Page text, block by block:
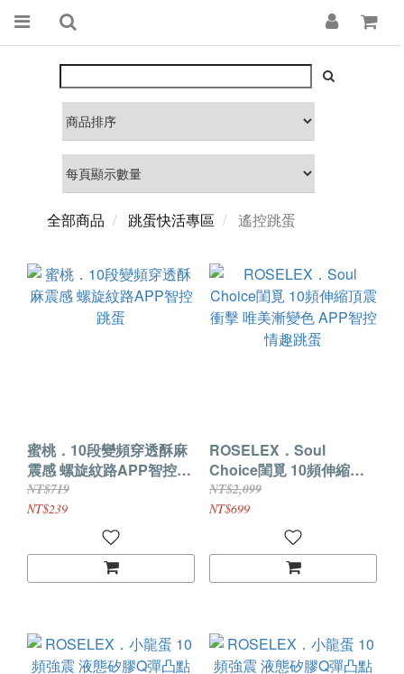
全部商品 跳蛋快活專區 遙控跳蛋
蜜桃．10段變頻穿透酥麻
震感 螺旋紋路APP智控跳
蛋
NT$719
NT$239
ROSELEX．Soul
Choice閨覓 10頻伸縮頂
震衝擊 唯美漸變色 APP智
控情趣跳蛋
NT$2,099
NT$699